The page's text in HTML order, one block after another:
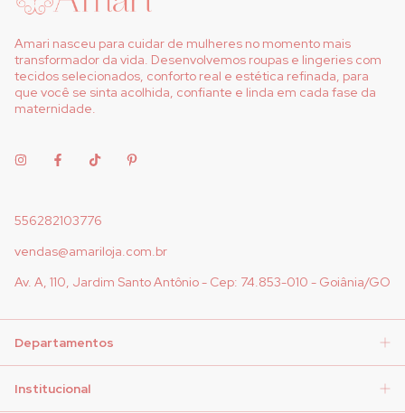
Amari nasceu para cuidar de mulheres no momento mais
transformador da vida. Desenvolvemos roupas e lingeries com
tecidos selecionados, conforto real e estética refinada, para
que você se sinta acolhida, confiante e linda em cada fase da
maternidade.
556282103776
vendas@amariloja.com.br
Av. A, 110, Jardim Santo Antônio - Cep: 74.853-010 - Goiânia/GO
Departamentos
Institucional